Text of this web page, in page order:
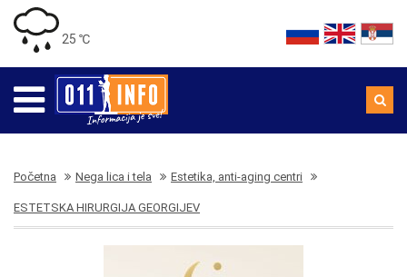
25 ℃
Početna Nega lica i tela Estetika, anti-aging centri
ESTETSKA HIRURGIJA GEORGIJEV